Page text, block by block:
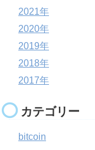
2021年
2020年
2019年
2018年
2017年
カテゴリー
bitcoin